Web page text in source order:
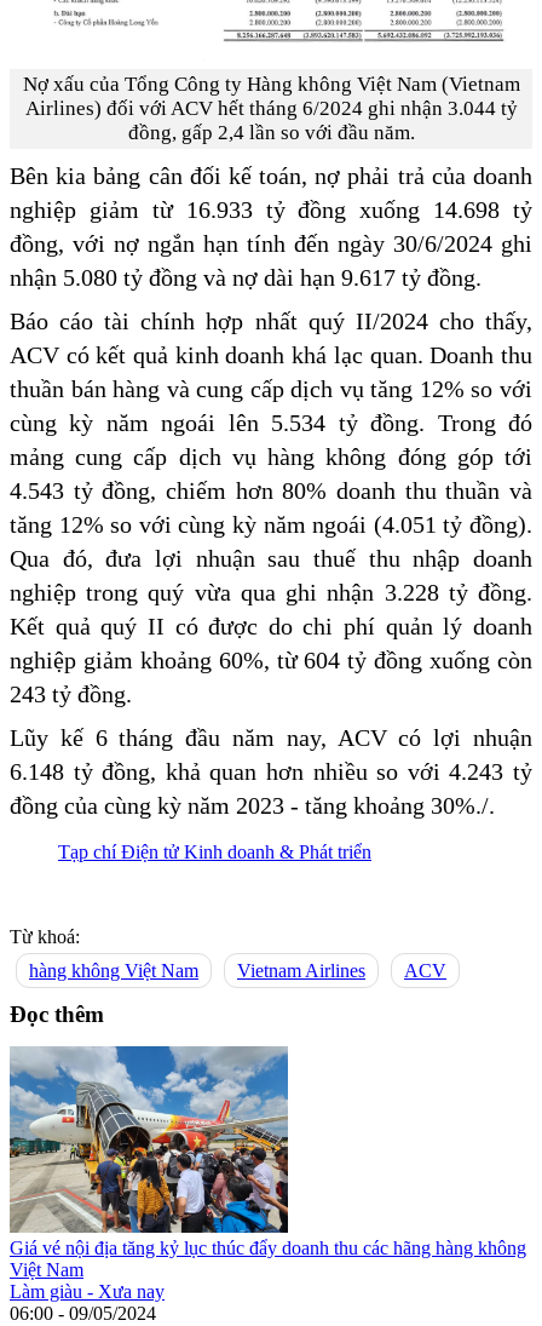
Nợ xấu của Tổng Công ty Hàng không Việt Nam (Vietnam
Airlines) đối với ACV hết tháng 6/2024 ghi nhận 3.044 tỷ
đồng, gấp 2,4 lần so với đầu năm.
Bên kia bảng cân đối kế toán, nợ phải trả của doanh
nghiệp giảm từ 16.933 tỷ đồng xuống 14.698 tỷ
đồng, với nợ ngắn hạn tính đến ngày 30/6/2024 ghi
nhận 5.080 tỷ đồng và nợ dài hạn 9.617 tỷ đồng.
Báo cáo tài chính hợp nhất quý II/2024 cho thấy,
ACV có kết quả kinh doanh khá lạc quan. Doanh thu
thuần bán hàng và cung cấp dịch vụ tăng 12% so với
cùng kỳ năm ngoái lên 5.534 tỷ đồng. Trong đó
mảng cung cấp dịch vụ hàng không đóng góp tới
4.543 tỷ đồng, chiếm hơn 80% doanh thu thuần và
tăng 12% so với cùng kỳ năm ngoái (4.051 tỷ đồng).
Qua đó, đưa lợi nhuận sau thuế thu nhập doanh
nghiệp trong quý vừa qua ghi nhận 3.228 tỷ đồng.
Kết quả quý II có được do chi phí quản lý doanh
nghiệp giảm khoảng 60%, từ 604 tỷ đồng xuống còn
243 tỷ đồng.
Lũy kế 6 tháng đầu năm nay, ACV có lợi nhuận
6.148 tỷ đồng, khả quan hơn nhiều so với 4.243 tỷ
đồng của cùng kỳ năm 2023 - tăng khoảng 30%./.
Tạp chí Điện tử Kinh doanh & Phát triển
Từ khoá:
hàng không Việt Nam
Vietnam Airlines ACV
Đọc thêm
Giá vé nội địa tăng kỷ lục thúc đẩy doanh thu các hãng hàng không
Việt Nam
Làm giàu - Xưa nay
06:00 - 09/05/2024